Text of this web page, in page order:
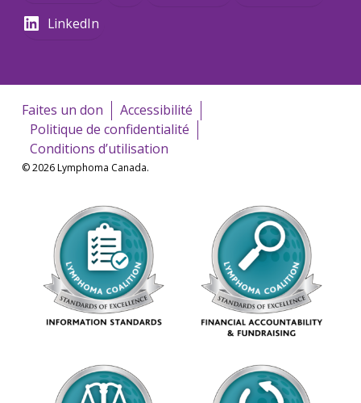
LinkedIn
Faites un don
Accessibilité
Politique de confidentialité
Conditions d’utilisation
© 2026 Lymphoma Canada.